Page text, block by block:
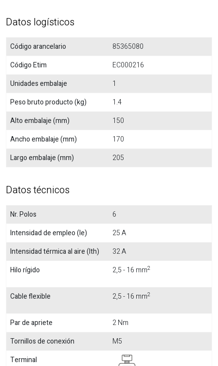
Datos logísticos
Código arancelario
85365080
Código Etim
EC000216
Unidades embalaje
1
Peso bruto producto (kg)
1.4
Alto embalaje (mm)
150
Ancho embalaje (mm)
170
Largo embalaje (mm)
205
Datos técnicos
Nr. Polos
6
Intensidad de empleo (Ie)
25 A
Intensidad térmica al aire (Ith)
32 A
Hilo rígido
2,5 - 16 mm2
Cable flexible 2,5 - 16 mm2
Par de apriete
2 Nm
Tornillos de conexión
M5
Terminal